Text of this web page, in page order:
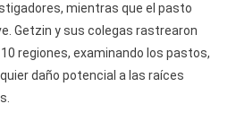
mientras que el pasto
Getzin y sus colegas rastrearon
regiones, examinando los pastos,
daño potencial a las raíces